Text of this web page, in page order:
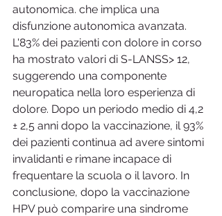
autonomica. che implica una
disfunzione autonomica avanzata.
L'83% dei pazienti con dolore in corso
ha mostrato valori di S-LANSS> 12,
suggerendo una componente
neuropatica nella loro esperienza di
dolore. Dopo un periodo medio di 4,2
± 2,5 anni dopo la vaccinazione, il 93%
dei pazienti continua ad avere sintomi
invalidanti e rimane incapace di
frequentare la scuola o il lavoro. In
conclusione, dopo la vaccinazione
HPV può comparire una sindrome